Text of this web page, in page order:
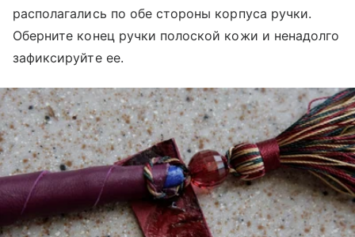
располагались по обе стороны корпуса ручки.
Оберните конец ручки полоской кожи и ненадолго
зафиксируйте ее.